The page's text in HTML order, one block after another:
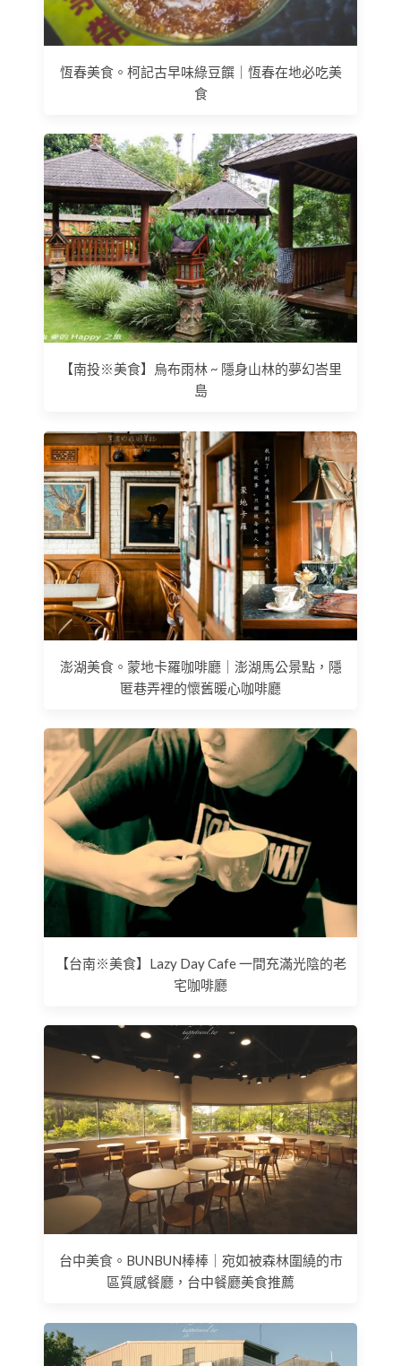
恆春美食。柯記古早味綠豆饌｜恆春在地必吃美
食
【南投※美食】烏布雨林 ~ 隱身山林的夢幻峇里
島
澎湖美食。蒙地卡羅咖啡廳｜澎湖馬公景點，隱
匿巷弄裡的懷舊暖心咖啡廳
【台南※美食】Lazy Day Cafe 一間充滿光陰的老
宅咖啡廳
台中美食。BUNBUN棒棒｜宛如被森林圍繞的市
區質感餐廳，台中餐廳美食推薦